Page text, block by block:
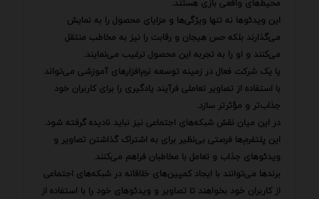
محیط‌های واقعی بازی هستند.
این ویدئوها نه تنها ویژگی‌ها و مزایای محصول را به نمایش
می‌گذارند بلکه حس هیجان و رقابت را نیز به مخاطب منتقل
می‌کنند و او را به تجربه این محصول ترغیب می‌نمایند.
یا یک شرکت فعال در زمینه توسعه نرم‌افزارهای آموزشی می‌تواند
با استفاده از تصاویر تعاملی فرآیند یادگیری را برای کاربران خود
جذاب‌تر و مؤثرتر سازد.
در این میان نقش شبکه‌های اجتماعی نیز نباید نادیده گرفته شود.
این پلتفرم‌ها فرصتی بی‌نظیر برای به اشتراک گذاشتن تصاویر و
ویدئوهای جذاب و تعامل با مخاطبان فراهم می‌کنند.
برندها می‌توانند با ایجاد کمپین‌های خلاقانه در شبکه‌های اجتماعی
از کاربران خود بخواهند تا تصاویر و ویدئوهای خود را با استفاده از